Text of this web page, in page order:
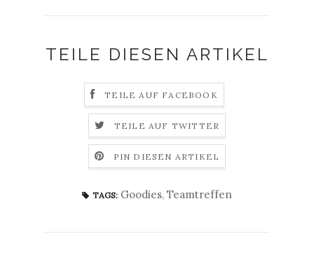
TEILE DIESEN ARTIKEL
TEILE AUF FACEBOOK
TEILE AUF TWITTER
PIN DIESEN ARTIKEL
TAGS: Goodies, Teamtreffen